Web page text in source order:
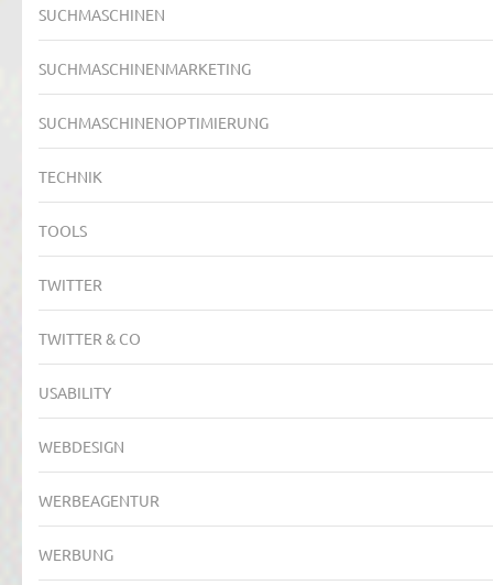
SUCHMASCHINEN
SUCHMASCHINENMARKETING
SUCHMASCHINENOPTIMIERUNG
TECHNIK
TOOLS
TWITTER
TWITTER & CO
USABILITY
WEBDESIGN
WERBEAGENTUR
WERBUNG